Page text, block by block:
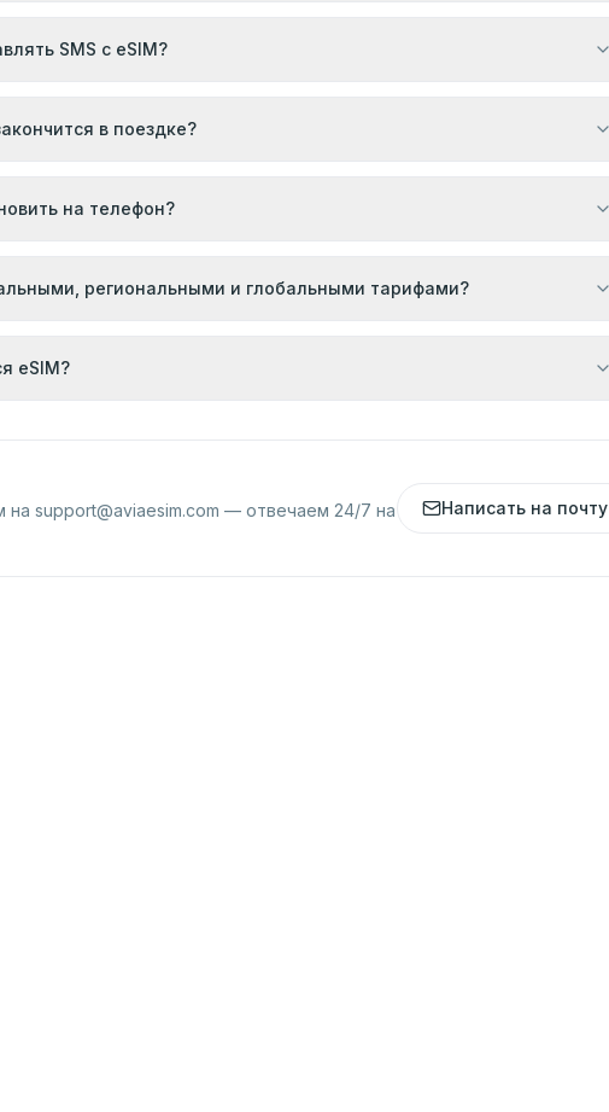
SMS с eSIM?
в поездке?
на телефон?
региональными и глобальными тарифами?
eSIM?
на support@aviaesim.com — отвечаем 24/7 на
Написать на почту